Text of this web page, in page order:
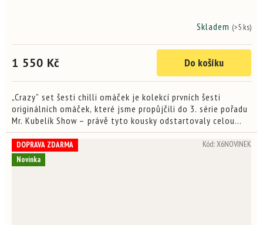
je
z
5
hvězdiček.
Skladem (>5 ks)
1 550 Kč Do košíku
„Crazy” set šesti chilli omáček je kolekcí prvních šesti
originálních omáček, které jsme propůjčili do 3. série pořadu
Mr. Kubelík Show – právě tyto kousky odstartovaly celou
naši sérii CRAZY omáček.. Tahle sada je pro odvážné...
DOPRAVA ZDARMA
Novinka
Kód:X6NOVINEK